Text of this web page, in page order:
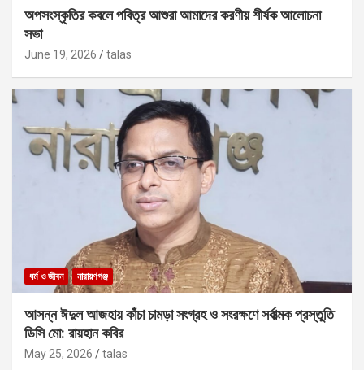
অপসংস্কৃতির কবলে পবিত্র আশুরা আমাদের করণীয় শীর্ষক আলোচনা
সভা
June 19, 2026 talas
ধর্ম ও জীবন নারায়ণগঞ্জ
আসন্ন ঈদুল আজহায় কাঁচা চামড়া সংগ্রহ ও সংরক্ষণে সর্বাত্মক প্রস্তুতি
ডিসি মো: রায়হান কবির
May 25, 2026 talas